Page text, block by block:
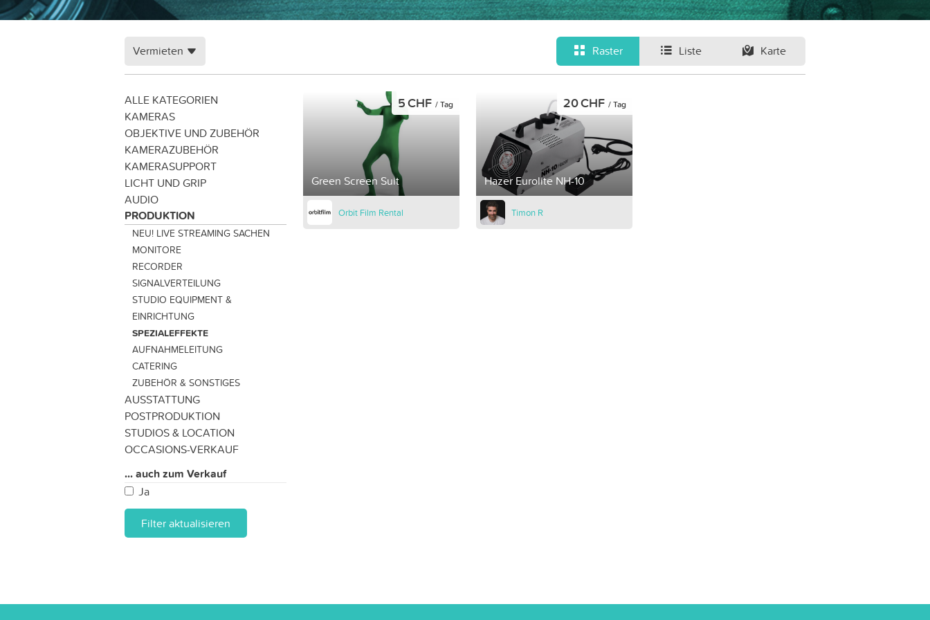
Raster Liste Karte
Vermieten
ALLE KATEGORIEN
KAMERAS
OBJEKTIVE UND ZUBEHÖR
KAMERAZUBEHÖR
KAMERASUPPORT
LICHT UND GRIP
AUDIO
PRODUKTION
NEU! LIVE STREAMING SACHEN
MONITORE
RECORDER
SIGNALVERTEILUNG
STUDIO EQUIPMENT &
EINRICHTUNG
SPEZIALEFFEKTE
AUFNAHMELEITUNG
CATERING
ZUBEHÖR & SONSTIGES
AUSSTATTUNG
POSTPRODUKTION
STUDIOS & LOCATION
OCCASIONS-VERKAUF
... auch zum Verkauf
Ja
Filter aktualisieren
Green Screen Suit
5 CHF / Tag
Orbit Film Rental
Hazer Eurolite NH-10
20 CHF / Tag
Timon R